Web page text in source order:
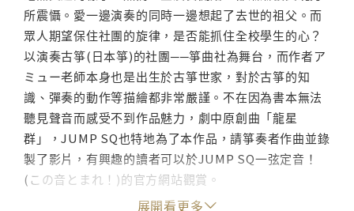
所震懾。愛一邊演奏的同時一邊想起了去世的祖父。而
眾人期望保住社團的旋律，是否能抓住全校學生的心？
以演奏古箏(日本箏)的社團──箏曲社為舞台，而作者ア
ミュー老師本身也是出生於古箏世家，對於古箏的知
識、彈奏的動作等描繪都非常嚴謹。不在因為書本無法
聽見聲音而感受不到作品魅力，劇中原創曲「龍星
群」，JUMP SQ也特地為了本作品，請箏奏者作曲並錄
製了影片，有興趣的讀者可以於JUMP SQ一弦定音！
(この音とまれ！)的官方網站觀賞。
展開看更多